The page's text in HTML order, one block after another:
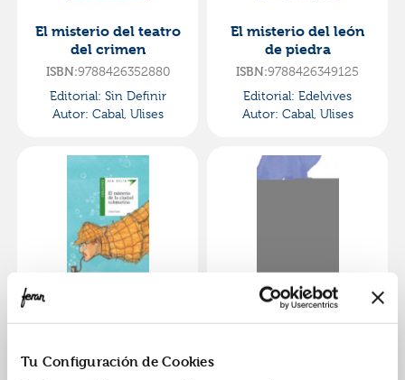
Tu Configuración de Cookies
El misterio del teatro
del crimen
ISBN:9788426352880
Editorial: Sin Definir
Autor: Cabal, Ulises
El misterio del león
de piedra
ISBN:9788426349125
Editorial: Edelvives
Autor: Cabal, Ulises
ISBN: 9788426351142
El misterio del